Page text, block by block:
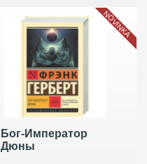
Бог-Император
Дюны
NOVINKA